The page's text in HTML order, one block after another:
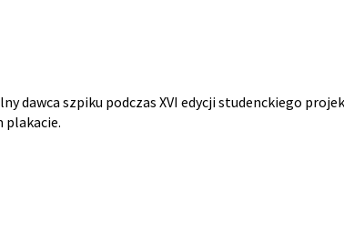
dawca szpiku podczas XVI edycji studenckiego
plakacie.